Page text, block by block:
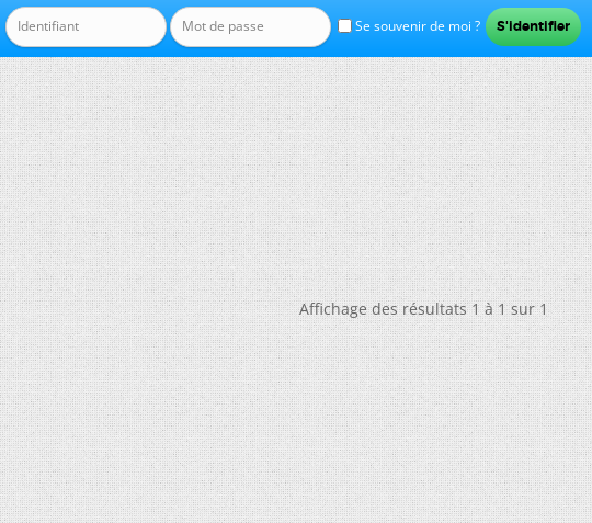
Se souvenir de moi ?
Affichage des résultats 1 à 1 sur 1